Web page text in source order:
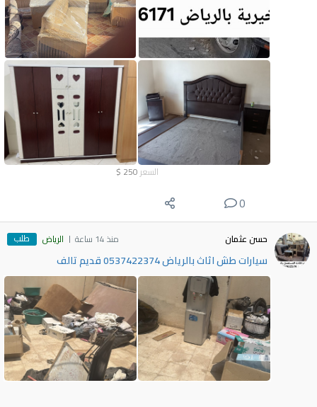
السعر 250
$
0
حسن عثمان منذ 14 ساعة الرياض طلب
سيارات طش اثاث بالرياض 0537422374 قديم تالف